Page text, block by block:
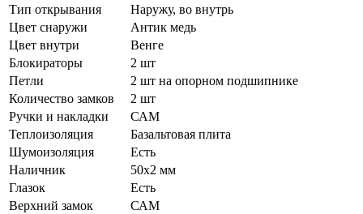
Тип открывания
Наружу, во внутрь
Цвет снаружи
Антик медь
Цвет внутри
Венге
Блокираторы
2 шт
Петли
2 шт на опорном подшипнике
Количество замков
2 шт
Ручки и накладки
САМ
Теплоизоляция
Базальтовая плита
Шумоизоляция
Есть
Наличник
50х2 мм
Глазок
Есть
Верхний замок
САМ